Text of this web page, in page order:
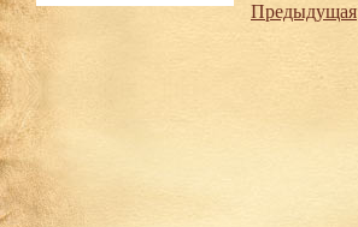
Предыдущая